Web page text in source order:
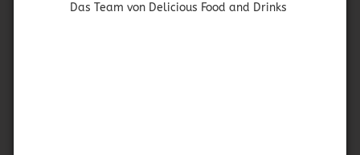
Das Team von Delicious Food and Drinks